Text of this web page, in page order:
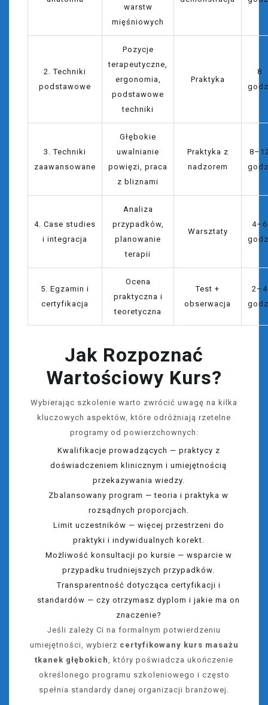
warstw
mięśniowych
2. Techniki
podstawowe
Pozycje
terapeutyczne,
ergonomia,
podstawowe
techniki
Praktyka
8
3. Techniki
zaawansowane
Głębokie
uwalnianie
powięzi, praca
z bliznami
Praktyka z
nadzorem
4. Case studies
i integracja
Analiza
przypadków,
planowanie
terapii
Warsztaty
4–6
5. Egzamin i
certyfikacja
Ocena
praktyczna i
teoretyczna
Test +
obserwacja
2–4
Jak Rozpoznać
Wartościowy Kurs?
Wybierając szkolenie warto zwrócić uwagę na kilka
kluczowych aspektów, które odróżniają rzetelne
programy od powierzchownych:
Kwalifikacje prowadzących — praktycy z
doświadczeniem klinicznym i umiejętnością
przekazywania wiedzy.
Zbalansowany program — teoria i praktyka w
rozsądnych proporcjach.
Limit uczestników — więcej przestrzeni do
praktyki i indywidualnych korekt.
Możliwość konsultacji po kursie — wsparcie w
przypadku trudniejszych przypadków.
Transparentność dotycząca certyfikacji i
standardów — czy otrzymasz dyplom i jakie ma on
znaczenie?
Jeśli zależy Ci na formalnym potwierdzeniu
umiejętności, wybierz certyfikowany kurs masażu
tkanek głębokich
, który poświadcza ukończenie
określonego programu szkoleniowego i często
spełnia standardy danej organizacji branżowej.